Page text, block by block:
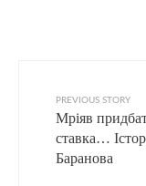
PREVIOUS STORY
Мріяв
ставка…
Баранова